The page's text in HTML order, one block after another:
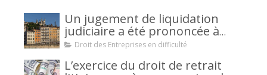
Un jugement de liquidation
judiciaire a été prononcée à
votre encontre : comment
Droit des Entreprises en difficulté
L’exercice du droit de retrait